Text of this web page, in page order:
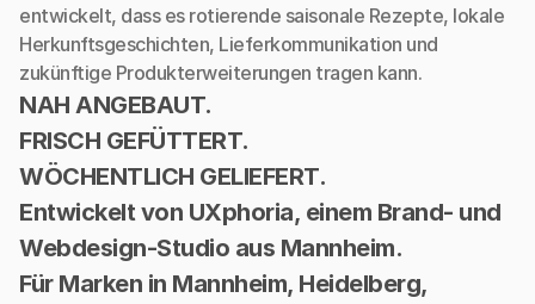
entwickelt, dass es rotierende saisonale Rezepte, lokale
Herkunftsgeschichten, Lieferkommunikation und
zukünftige Produkterweiterungen tragen kann.
NAH ANGEBAUT.
FRISCH GEFÜTTERT.
WÖCHENTLICH GELIEFERT.
Entwickelt von UXphoria, einem Brand- und
Webdesign-Studio aus Mannheim.
Für Marken in Mannheim, Heidelberg,